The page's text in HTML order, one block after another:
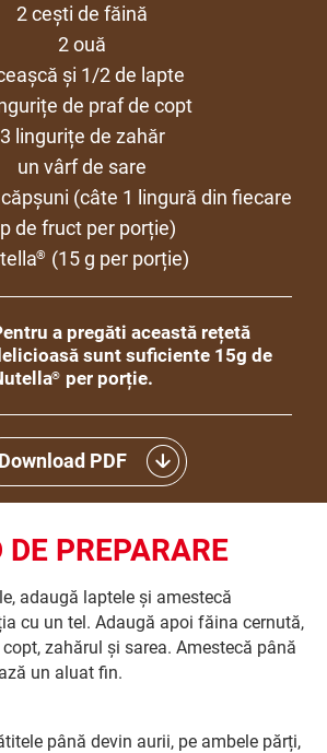
2 cești de făină
2 ouă
și 1/2 de lapte
de praf de copt
3 lingurițe de zahăr
un vârf de sare
(câte 1 lingură din fiecare
de fruct per porție)
® (15 g per porție)
a pregăti această rețetă
sunt suficiente 15g de
® per porție.
Download PDF
DE PREPARARE
adaugă laptele și amestecă
cu un tel. Adaugă apoi făina cernută,
zahărul și sarea. Amestecă până
un aluat fin.
până devin aurii, pe ambele părți,